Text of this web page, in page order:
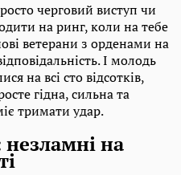
черговий виступ чи
на ринг, коли на тебе
ветерани з орденами на
І молодь
на всі сто відсотків,
гідна, сильна та
тримати удар.
на